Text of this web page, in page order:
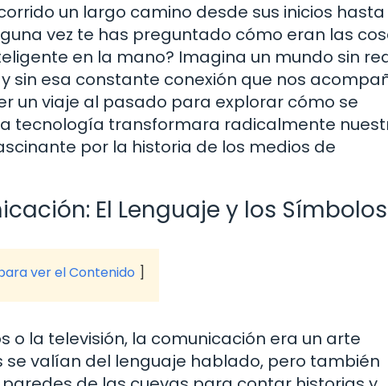
un largo camino desde sus inicios
vez te has preguntado cómo eran las
en la mano? Imagina un mundo sin
sin esa constante conexión que nos
un viaje al pasado para explorar cómo se
tecnología transformara radicalmente
por la historia de los medios de
El Lenguaje y los Símbolos
ver el Contenido
o la televisión, la comunicación era un arte
se valían del lenguaje hablado, pero también